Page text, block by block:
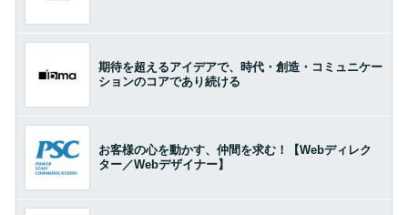
期待を超えるアイデアで、時代・創造・コミュニケー
ションのコアであり続ける
お客様の心を動かす、仲間を求む！【Webディレク
ター／Webデザイナー】